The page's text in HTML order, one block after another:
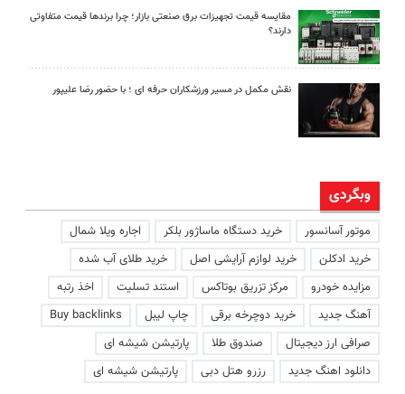
مقایسه قیمت تجهیزات برق صنعتی بازار؛ چرا برندها قیمت متفاوتی
دارند؟
نقش مکمل در مسیر ورزشکاران حرفه ای ؛ با حضور رضا علیپور
وبگردی
موتور آسانسور خرید دستگاه ماساژور بلکر
اجاره ویلا شمال
خرید ادکلن
خرید لوازم آرایشی اصل
خرید طلای آب شده
مزایده خودرو
مرکز تزریق بوتاکس استند تسلیت
اخذ رتبه
آهنگ جدید
خرید دوچرخه برقی چاپ لیبل
Buy backlinks
صرافی ارز دیجیتال
صندوق طلا
پارتیشن شیشه ای
دانلود اهنگ جدید
رزرو هتل دبی پارتیشن شیشه ای